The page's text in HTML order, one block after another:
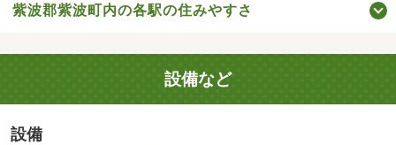
紫波郡紫波町内の各駅の住みやすさ
設備など
設備